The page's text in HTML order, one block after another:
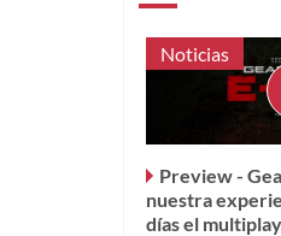
Noticias
Preview -
nuestra
días el